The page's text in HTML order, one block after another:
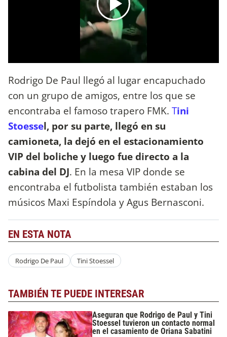
Rodrigo De Paul llegó al lugar encapuchado
con un grupo de amigos, entre los que se
encontraba el famoso trapero FMK. Tini
Stoessel, por su parte, llegó en su
camioneta, la dejó en el estacionamiento
VIP del boliche y luego fue directo a la
cabina del DJ. En la mesa VIP donde se
encontraba el futbolista también estaban los
músicos Maxi Espíndola y Agus Bernasconi.
EN ESTA NOTA
Rodrigo De Paul Tini Stoessel
TAMBIÉN TE PUEDE INTERESAR
Aseguran que Rodrigo de Paul y Tini
Stoessel tuvieron un contacto normal
en el casamiento de Oriana Sabatini